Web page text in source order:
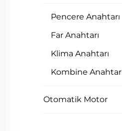
Pencere Anahtarı
Far Anahtarı
Klima Anahtarı
Kombine Anahtar
Otomatik Motor